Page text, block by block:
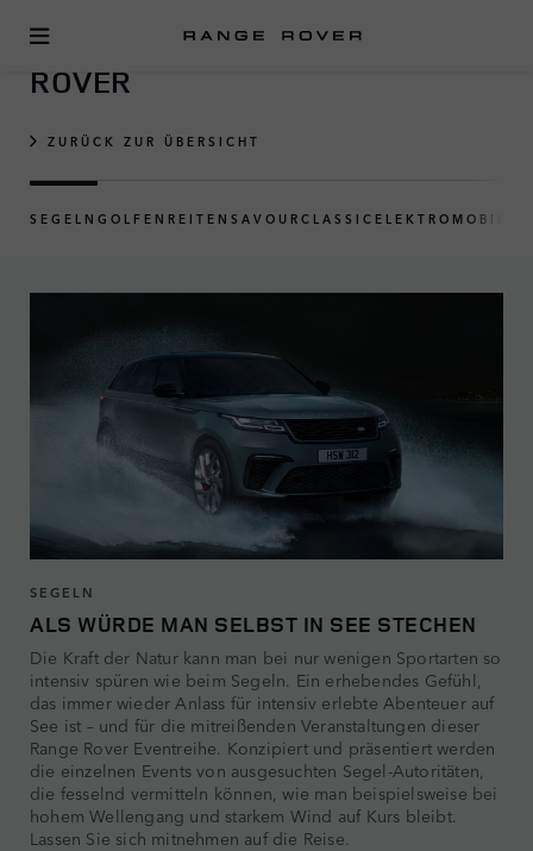
UNSERE EVENTREIHE RANGE
ROVER
ZURÜCK ZUR ÜBERSICHT
SEGELN GOLFEN REITEN SAVOUR CLASSIC
SEGELN
ALS WÜRDE MAN SELBST IN SEE STECHEN
Die Kraft der Natur kann man bei nur wenigen Sportarten so
intensiv spüren wie beim Segeln. Ein erhebendes Gefühl,
das immer wieder Anlass für intensiv erlebte Abenteuer auf
See ist – und für die mitreißenden Veranstaltungen dieser
Range Rover Eventreihe. Konzipiert und präsentiert werden
die einzelnen Events von ausgesuchten Segel-Autoritäten,
die fesselnd vermitteln können, wie man beispielsweise bei
hohem Wellengang und starkem Wind auf Kurs bleibt.
Lassen Sie sich mitnehmen auf die Reise.